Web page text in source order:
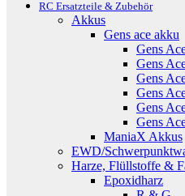
RC Ersatzteile & Zubehör
Akkus
Gens ace akku
Gens
Gens
Gens
Gens
Gens
Gens
ManiaX Akkus
EWD/
Harze, Flüllstoffe &
Epoxidharz